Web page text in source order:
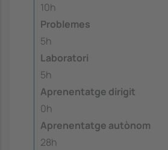
10h
Problemes
5h
Laboratori
5h
Aprenentatge dirigit
0h
Aprenentatge autònom
28h